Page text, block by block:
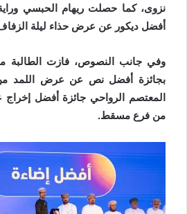
نزوى، كما حصلت ريهام الحبسي
أفضل ديكور عن عرض حذاء ليلة
وفي جانب النصوص، فازت الطالبة
بجائزة أفضل نص عن عرض اللمد
المعتصم الرواحي جائزة أفضل
من فرع مسقط.